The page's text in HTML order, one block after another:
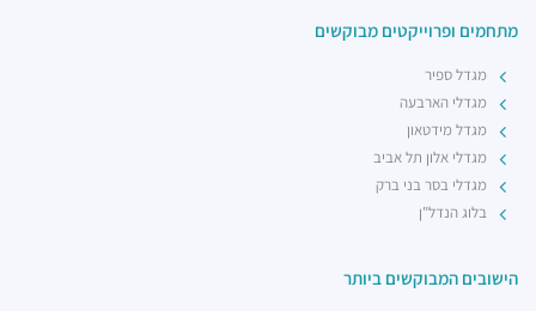
הישובים המבוקשים ביותר
מתחמים ופרוייקטים מבוקשים
מגדל ספיר
מגדלי הארבעה
מגדל מידטאון
מגדלי אלון תל אביב
מגדלי בסר בני ברק
בלוג הנדל"ן